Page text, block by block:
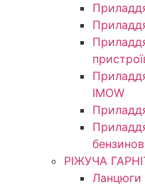
IMOW
РІЖУЧА
Ланцюги